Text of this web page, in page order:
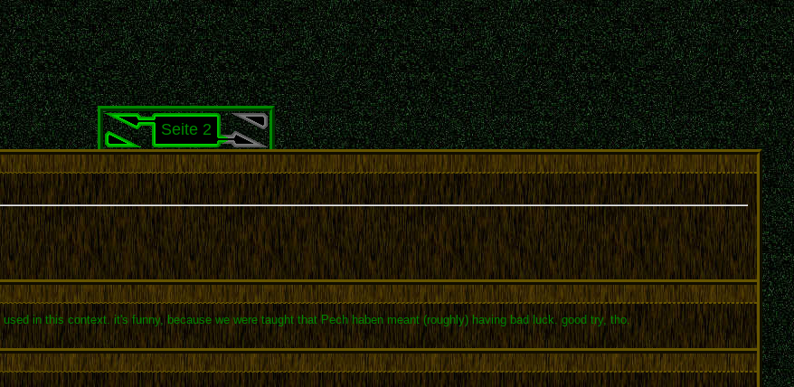
Seite 2
in this context. it's funny, because we were taught that Pech haben meant (roughly) having bad luck. good try, tho.